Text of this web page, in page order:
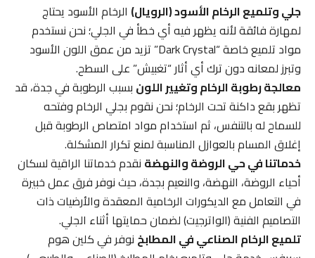
جلي وتلميع الرخام الأسود (الرويال)الرخام الأسود يحتاج
لمهارة فائقة لأنه يظهر فيه أي خطأ في الجلي؛ نحن نستخدم
مواد تلميع خاصة “Dark Crystal” تزيد من عمق اللون الأسود
وتبرز لمعانه دون ترك أي أثار “تغبيش” على السطح.
معالجة رطوبة الرخام وتغيير اللونبسبب الرطوبة في جدة، قد
تظهر بقع داكنة تحت الرخام؛ نحن نقوم بجلي الرخام وفتحه
للسماح له بالتنفس، ثم استخدام مواد امتصاص الرطوبة قبل
إغلاق المسام بالعوازل المناسبة لمنع تكرار المشكلة.
خدماتنا في حي الروضة والنهضةنقدم خدماتنا الراقية لسكان
أحياء الروضة، النهضة، والنعيم بجدة، حيث نوفر فرق عمل خبيرة
في التعامل مع الديكورات الرخامية المعقدة والأرضيات ذات
التصاميم الفنية (الواترجيت) لضمان حمايتها أثناء الجلي.
تلميع الرخام الصناعي في المطابخنوفر في كلين هوم